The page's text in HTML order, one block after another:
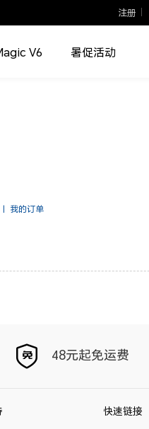
注册
V6 暑促活动
| 我的订单
48元起免运费
快速链接